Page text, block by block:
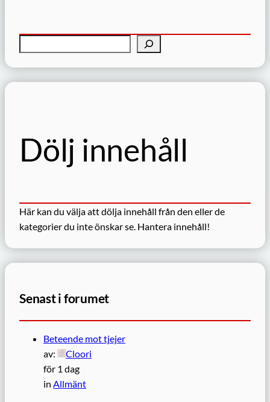
ö
Dölj innehåll
Här kan du välja att dölja innehåll från den eller de
kategorier du inte önskar se. Hantera innehåll!
Senast i forumet
Beteende mot tjejer
av:
Cloori
för 1 dag
in Allmänt